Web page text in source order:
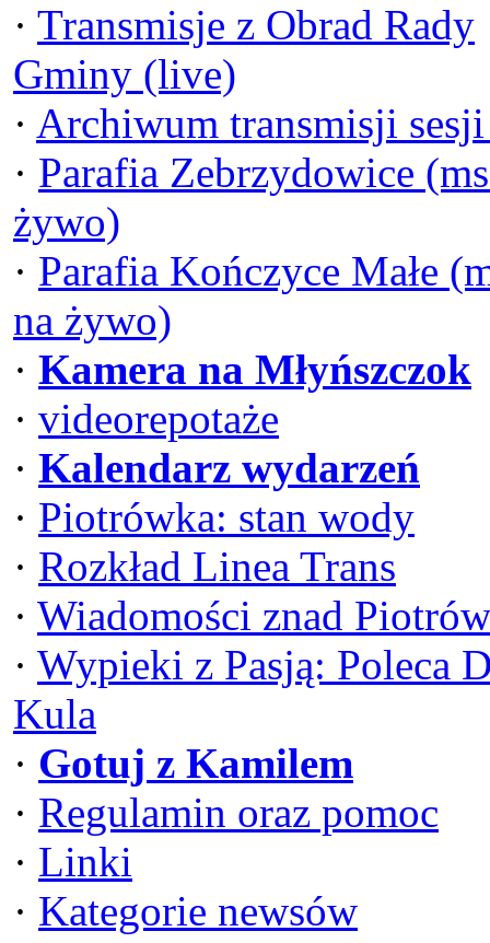
· Transmisje z Obrad Rady
Gminy (live)
· Archiwum transmisji
· Parafia Zebrzydowice
żywo)
· Parafia Kończyce Małe
na żywo)
· Kamera na Młyńszczok
· videorepotaże
· Kalendarz wydarzeń
· Piotrówka: stan wody
· Rozkład Linea Trans
· Wiadomości znad
· Wypieki z Pasją: Poleca
Kula
· Gotuj z Kamilem
· Regulamin oraz pomoc
· Linki
· Kategorie newsów